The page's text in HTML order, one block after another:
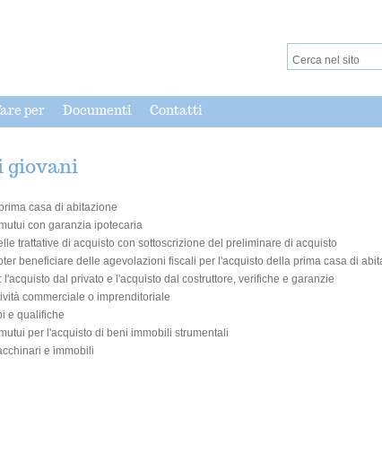
per Documenti Contatti
giovani
casa di abitazione
con garanzia ipotecaria
trattative di acquisto con sottoscrizione del preliminare di acquisto
beneficiare delle agevolazioni fiscali per l'acquisto della prima casa di
l'acquisto dal privato e l'acquisto dal costruttore, verifiche e garanzie
commerciale o imprenditoriale
e qualifiche
per l'acquisto di beni immobili strumentali
e immobili